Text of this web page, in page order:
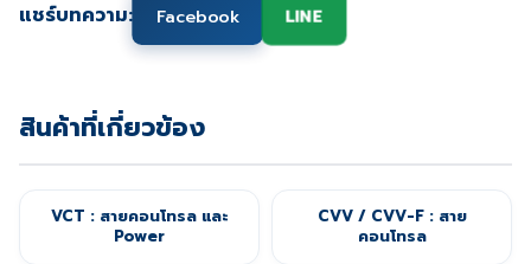
แชร์บทความ: Facebook LINE
สินค้าที่เกี่ยวข้อง
VCT : สายคอนโทรล และ
Power
CVV / CVV-F : สาย
คอนโทรล